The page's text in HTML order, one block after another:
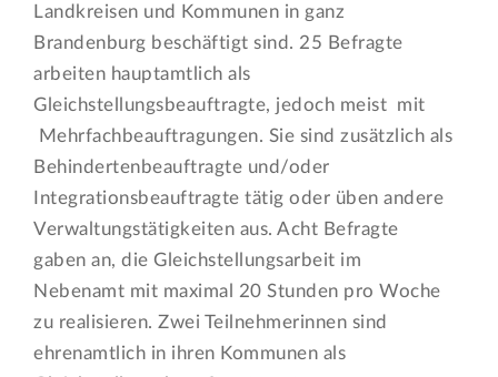
Landkreisen und Kommunen in ganz
Brandenburg beschäftigt sind. 25 Befragte
arbeiten hauptamtlich als
Gleichstellungsbeauftragte, jedoch meist mit
Mehrfachbeauftragungen. Sie sind zusätzlich als
Behindertenbeauftragte und/oder
Integrationsbeauftragte tätig oder üben andere
Verwaltungstätigkeiten aus. Acht Befragte
gaben an, die Gleichstellungsarbeit im
Nebenamt mit maximal 20 Stunden pro Woche
zu realisieren. Zwei Teilnehmerinnen sind
ehrenamtlich in ihren Kommunen als